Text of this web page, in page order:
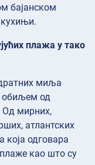
бајанском
кухињи.
плажа у тако
миља
обиљем од
Од мирних,
атлантских
која одговара
као што су